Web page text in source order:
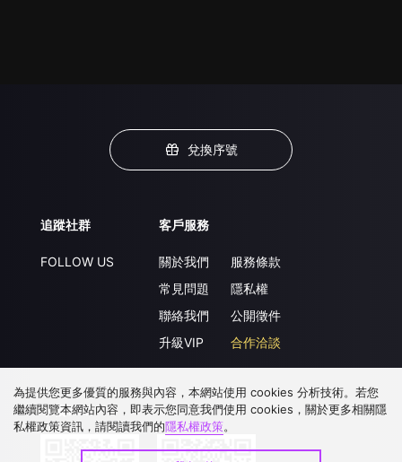
兌換序號
追蹤社群
FOLLOW US
客戶服務
關於我們
常見問題
聯絡我們
升級VIP
服務條款
隱私權
公開徵件
合作洽談
下載 APP
為提供您更多優質的服務與內容，本網站使用 cookies 分析技術。若您
繼續閱覽本網站內容，即表示您同意我們使用 cookies，關於更多相關隱
私權政策資訊，請閱讀我們的隱私權政策。